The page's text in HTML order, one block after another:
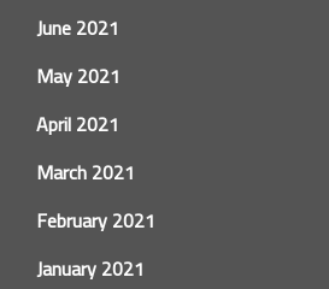
June 2021
May 2021
April 2021
March 2021
February 2021
January 2021